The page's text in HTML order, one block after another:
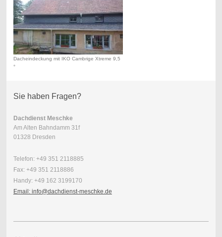
Dacheindeckung mit IKO Cambrige Xtreme 9,5
°
Sie haben Fragen?
Dachdienst Meschke
Am Alten Bahndamm 31f
01328 Dresden
Telefon: +49 351 2118885
Fax: +49 351 2118886
Handy: +49 162 3199170
Email: info@dachdienst-meschke.de